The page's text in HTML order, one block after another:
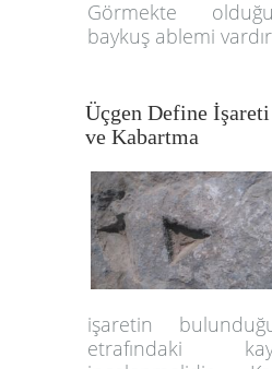
Görmekte
baykuş ablemi
Üçgen Define
ve Kabartma
işaretin
etrafındaki